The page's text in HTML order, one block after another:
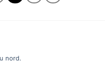
nord.